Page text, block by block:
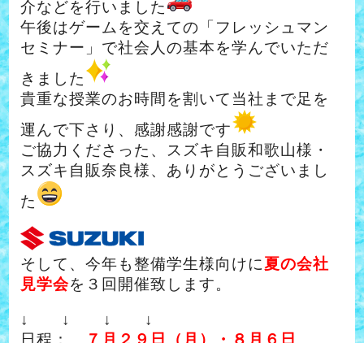
介などを行いました
午後はゲームを交えての「フレッシュマン
セミナー」で社会人の基本を学んでいただ
きました
貴重な授業のお時間を割いて当社まで足を
運んで下さり、感謝感謝です
ご協力くださった、スズキ自販和歌山様・
スズキ自販奈良様、ありがとうございまし
た
そして、今年も整備学生様向けに夏の会社
見学会を３回開催致します。
↓ ↓ ↓ ↓
日程：
７月２９日（月）・８月６日